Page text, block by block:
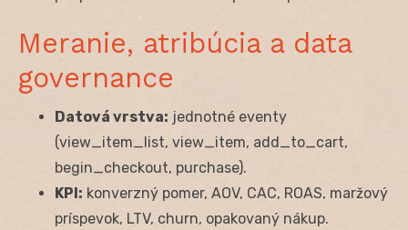
Meranie, atribúcia a data
governance
Datová vrstva: jednotné eventy
(view_item_list, view_item, add_to_cart,
begin_checkout, purchase).
KPI: konverzný pomer, AOV, CAC, ROAS, maržový
príspevok, LTV, churn, opakovaný nákup.